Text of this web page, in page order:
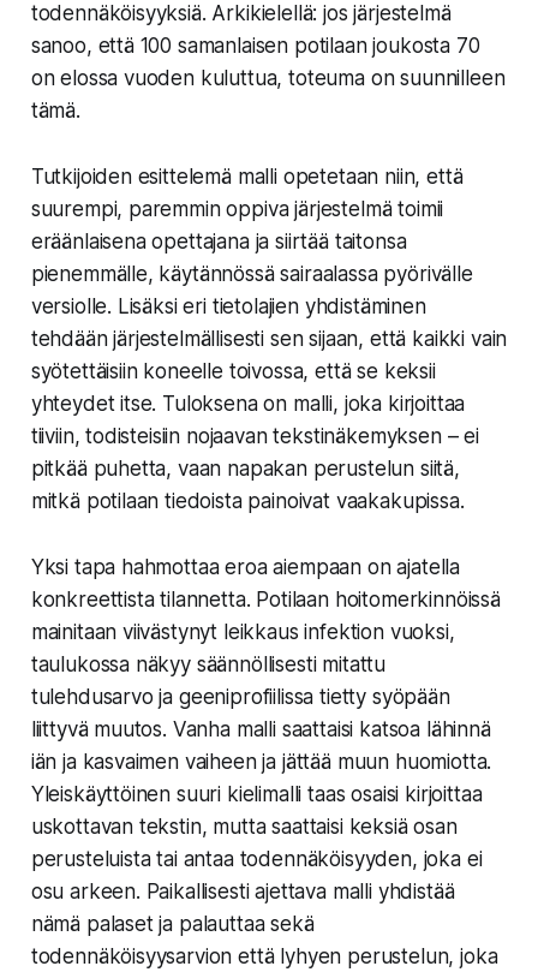
todennäköisyyksiä. Arkikielellä: jos järjestelmä
sanoo, että 100 samanlaisen potilaan joukosta 70
on elossa vuoden kuluttua, toteuma on suunnilleen
tämä.
Tutkijoiden esittelemä malli opetetaan niin, että
suurempi, paremmin oppiva järjestelmä toimii
eräänlaisena opettajana ja siirtää taitonsa
pienemmälle, käytännössä sairaalassa pyörivälle
versiolle. Lisäksi eri tietolajien yhdistäminen
tehdään järjestelmällisesti sen sijaan, että kaikki vain
syötettäisiin koneelle toivossa, että se keksii
yhteydet itse. Tuloksena on malli, joka kirjoittaa
tiiviin, todisteisiin nojaavan tekstinäkemyksen – ei
pitkää puhetta, vaan napakan perustelun siitä,
mitkä potilaan tiedoista painoivat vaakakupissa.
Yksi tapa hahmottaa eroa aiempaan on ajatella
konkreettista tilannetta. Potilaan hoitomerkinnöissä
mainitaan viivästynyt leikkaus infektion vuoksi,
taulukossa näkyy säännöllisesti mitattu
tulehdusarvo ja geeniprofiilissa tietty syöpään
liittyvä muutos. Vanha malli saattaisi katsoa lähinnä
iän ja kasvaimen vaiheen ja jättää muun huomiotta.
Yleiskäyttöinen suuri kielimalli taas osaisi kirjoittaa
uskottavan tekstin, mutta saattaisi keksiä osan
perusteluista tai antaa todennäköisyyden, joka ei
osu arkeen. Paikallisesti ajettava malli yhdistää
nämä palaset ja palauttaa sekä
todennäköisyysarvion että lyhyen perustelun, joka